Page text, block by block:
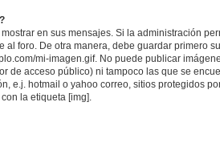
en sus mensajes. Si la administración
al foro. De otra manera, debe guardar primero
mi-imagen.gif. No puede publicar
de acceso público) ni tampoco las que se
e.j. hotmail o yahoo correo, sitios protegidos
la etiqueta [img].